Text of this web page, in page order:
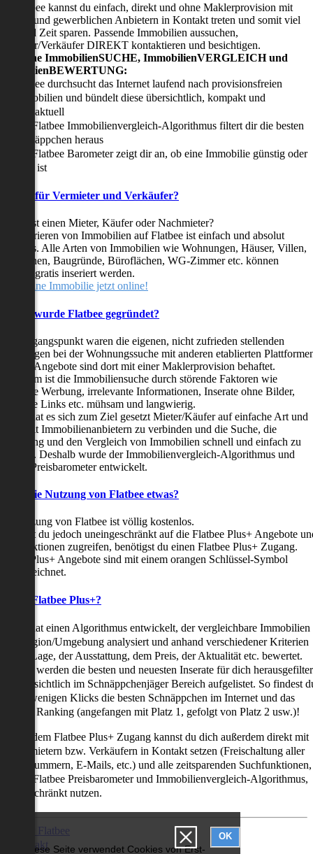
Diese Seite verwendet Cookies von Erst-
OK
Flatbee kannst du einfach, direkt und ohne Maklerprovision mit
und gewerblichen Anbietern in Kontakt treten und somit viel
und Zeit sparen. Passende Immobilien aussuchen,
Verkäufer DIREKT kontaktieren und besichtigen.
in-one ImmobilienSUCHE, ImmobilienVERGLEICH und
Flatbee durchsucht das Internet laufend nach provisionsfreien
Immobilien und bündelt diese übersichtlich, kompakt und
tagesaktuell
Der Flatbee Immobilienvergleich-Algorithmus filtert dir die besten
Schnäppchen heraus
Der Flatbee Barometer zeigt dir an, ob eine Immobilie günstig oder
teuer ist
für Vermieter und Verkäufer?
suchst einen Mieter, Käufer oder Nachmieter?
Inserieren von Immobilien auf Flatbee ist einfach und absolut
Alle Arten von Immobilien wie Wohnungen, Häuser, Villen,
Baugründe, Büroflächen, WG-Zimmer etc. können
gratis inseriert werden.
deine Immobilie jetzt online!
wurde Flatbee gegründet?
Ausgangspunkt waren die eigenen, nicht zufrieden stellenden
bei der Wohnungssuche mit anderen etablierten
alle Angebote sind dort mit einer Maklerprovision behaftet.
ist die Immobiliensuche durch störende Faktoren wie
Werbung, irrelevante Informationen, Inserate ohne Bilder,
Links etc. mühsam und langwierig.
hat es sich zum Ziel gesetzt Mieter/Käufer auf einfache Art und
mit Immobilienanbietern zu verbinden und die Suche, die
und den Vergleich von Immobilien schnell und einfach zu
Deshalb wurde der Immobilienvergleich-Algorithmus und
Preisbarometer entwickelt.
die Nutzung von Flatbee etwas?
Nutzung von Flatbee ist völlig kostenlos.
du jedoch uneingeschränkt auf die Flatbee Plus+ Angebote
zugreifen, benötigst du einen Flatbee Plus+ Zugang.
Plus+ Angebote sind mit einem orangen Schlüssel-Symbol
ist Flatbee Plus+?
hat einen Algorithmus entwickelt, der vergleichbare Immobilien
Region/Umgebung analysiert und anhand verschiedener Kriterien
der Lage, der Ausstattung, dem Preis, der Aktualität etc. bewertet.
werden die besten und neuesten Inserate für dich
übersichtlich im Schnäppchenjäger Bereich aufgelistet. So findest
nur wenigen Klicks die besten Schnäppchen im Internet und das
als Ranking (angefangen mit Platz 1, gefolgt von Platz 2 usw.)!
mit dem Flatbee Plus+ Zugang kannst du dich außerdem direkt mit
Vermietern bzw. Verkäufern in Kontakt setzen (Freischaltung aller
E-Mails, etc.) und alle zeitsparenden Suchfunktionen,
den Flatbee Preisbarometer und Immobilienvergleich-Algorithmus,
nutzen.
Über Flatbee
Kontakt